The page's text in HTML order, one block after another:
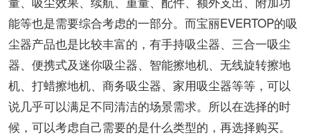
能等也是需要综合考虑的一部分。而宝丽EVERTOP的吸
尘器产品也是比较丰富的，有手持吸尘器、三合一吸尘
器、便携式及迷你吸尘器、智能擦地机、无线旋转擦地
机、打蜡擦地机、商务吸尘器、家用吸尘器等等，可以
说几乎可以满足不同清洁的场景需求。所以在选择的时
候，可以考虑自己需要的是什么类型的，再选择购买。